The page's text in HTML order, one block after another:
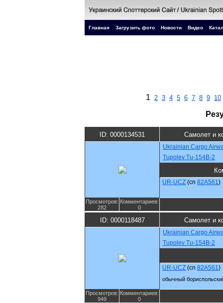
Главная Загрузить фото Новости Видео
1 2 3 4 5 6 7 8 9 10
ID: 0000134531 Самолет и
Ukrainian Cargo
Tupolev Tu-154B-2
UR-UCZ (cn 82A561)
Просмотров:
282
Комментариев:
0
ID: 0000118487 Самолет и
Ukrainian Cargo
Tupolev Tu-154B-2
UR-UCZ (cn 82A561)
обычный
Просмотров:
949
Комментариев:
0